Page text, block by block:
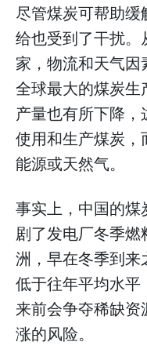
尽管煤炭可帮助
给也受到了干扰
家，物流和天气
全球最大的煤炭
产量也有所下降
使用和生产煤炭
能源或天然气。
事实上，中国的
剧了发电厂冬季
洲，早在冬季到
低于往年平均水
来前会争夺稀缺
涨的风险。